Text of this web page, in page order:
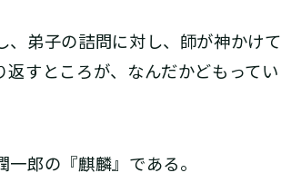
弟子の詰問に対し、師が神かけて
すところが、なんだかどもってい
郎の『麒麟』である。